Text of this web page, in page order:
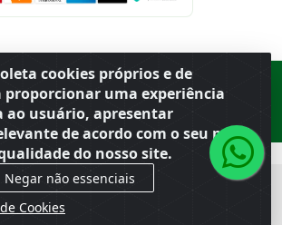
cookies próprios e de
proporcionar uma experiência
ao usuário, apresentar
de acordo com o seu perfil
do nosso site.
Negar não essenciais
Cookies
98 — Área Rural Porto Ferreira ·BR
· CEP
0001-91